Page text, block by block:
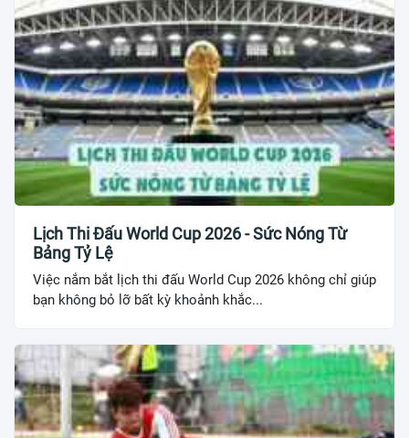
Lịch Thi Đấu World Cup 2026 - Sức Nóng Từ
Bảng Tỷ Lệ
Việc nắm bắt lịch thi đấu World Cup 2026 không chỉ giúp
bạn không bỏ lỡ bất kỳ khoảnh khắc...